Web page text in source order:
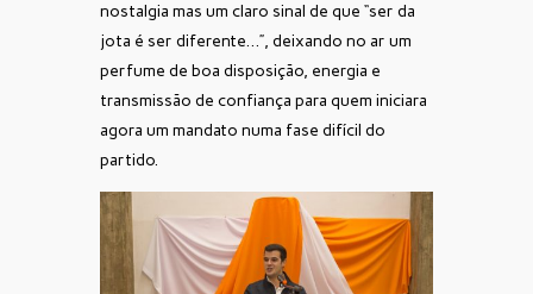
nostalgia mas um claro sinal de que “ser da
jota é ser diferente…”, deixando no ar um
perfume de boa disposição, energia e
transmissão de confiança para quem iniciara
agora um mandato numa fase difícil do
partido.